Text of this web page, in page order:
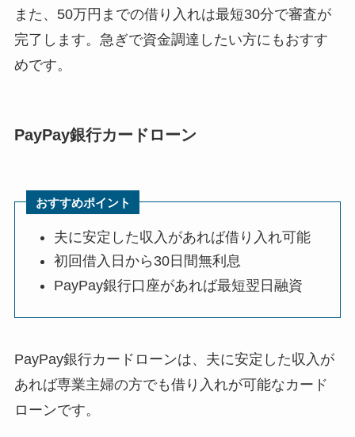
また、50万円までの借り入れは最短30分で審査が
完了します。急ぎで資金調達したい方にもおすす
めです。
PayPay銀行カードローン
おすすめポイント
夫に安定した収入があれば借り入れ可能
初回借入日から30日間無利息
PayPay銀行口座があれば最短翌日融資
PayPay銀行カードローンは、夫に安定した収入が
あれば専業主婦の方でも借り入れが可能なカード
ローンです。